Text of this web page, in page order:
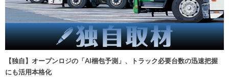
【独自】オープンロジの「AI梱包予測」、トラック必要台数の迅速把握
にも活用本格化